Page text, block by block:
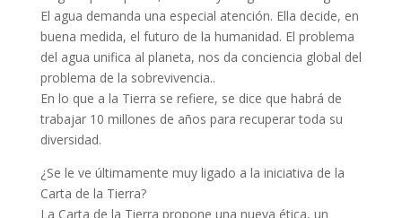
El agua demanda una especial atención. Ella decide, en
buena medida, el futuro de la humanidad. El problema
del agua unifica al planeta, nos da conciencia global del
problema de la sobrevivencia..
En lo que a la Tierra se refiere, se dice que habrá de
trabajar 10 millones de años para recuperar toda su
diversidad.
¿Se le ve últimamente muy ligado a la iniciativa de la
Carta de la Tierra?
La Carta de la Tierra propone una nueva ética, un